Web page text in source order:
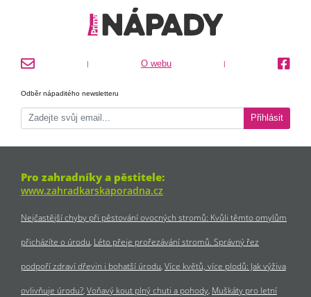
| O webu |
Odběr nápaditého newsletteru
Přihlásit
Pro zahradníky a pěstitele:
www.zahradkarskaporadna.cz
Nejčastější chyby při pěstování ovocných stromů: Kvůli těmto omylům
přicházíte o úrodu Léto přeje prořezávání stromů. Správný řez
podpoří zdraví dřevin i bohatší úrodu Více květů, více plodů: Jak výživa
ovlivňuje úrodu? Voňavý kout plný chuti a pohody Muškáty pro letní